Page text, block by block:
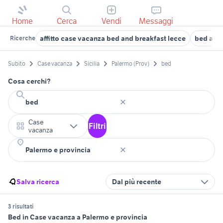
Home Cerca Vendi Messaggi
Ricerche affitto case vacanza bed and breakfast lecce bed
Subito Case vacanza Sicilia Palermo (Prov) bed
Cosa cerchi?
Case
vacanza
Filtri
Salva ricerca Dal più recente
3 risultati
Bed in Case vacanza a Palermo e provincia